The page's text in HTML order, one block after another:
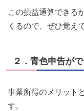
この損益通算できる
くるので、ぜひ覚え
２．青色申告が
事業所得のメリット
す。